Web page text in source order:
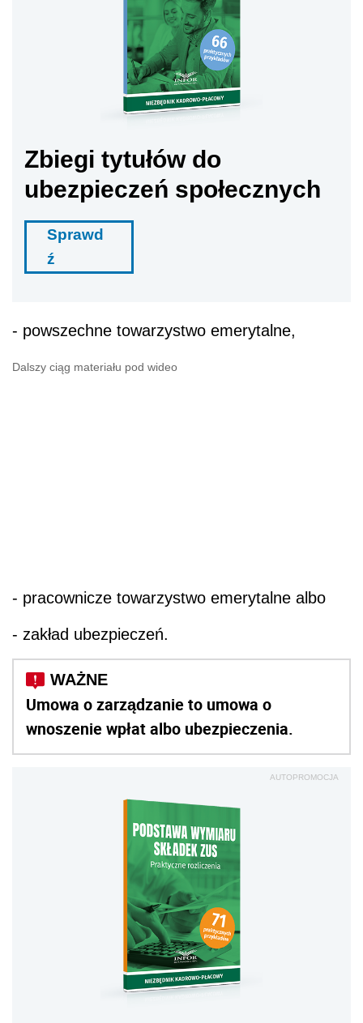
Zbiegi tytułów do
ubezpieczeń społecznych
Sprawd
ź
- powszechne towarzystwo emerytalne,
Dalszy ciąg materiału pod wideo
- pracownicze towarzystwo emerytalne albo
- zakład ubezpieczeń.
Umowa o zarządzanie to umowa o
wnoszenie wpłat albo ubezpieczenia.
AUTOPROMOCJA